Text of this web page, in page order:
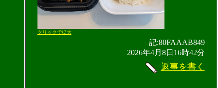
クリックで拡大
記:80FAAAB849
2026年4月8日16時42分
返事を書く